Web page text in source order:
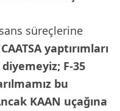
süreçlerine
yaptırımları
F-35
bu
KAAN uçağına